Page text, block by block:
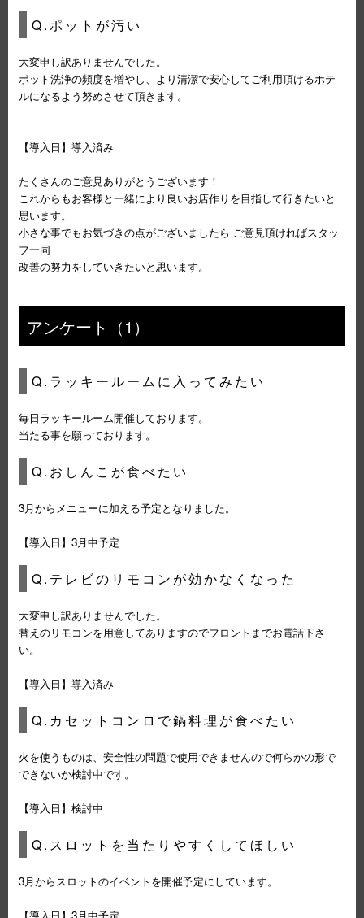
Q.ポットが汚い
大変申し訳ありませんでした。
ポット洗浄の頻度を増やし、より清潔で安心してご利用頂けるホテ
ルになるよう努めさせて頂きます。
【導入日】導入済み
たくさんのご意見ありがとうございます！
これからもお客様と一緒により良いお店作りを目指して行きたいと
思います。
小さな事でもお気づきの点がございましたら ご意見頂ければスタッ
フ一同
改善の努力をしていきたいと思います。
アンケート（1）
Q.ラッキールームに入ってみたい
毎日ラッキールーム開催しております。
当たる事を願っております。
Q.おしんこが食べたい
3月からメニューに加える予定となりました。
【導入日】3月中予定
Q.テレビのリモコンが効かなくなった
大変申し訳ありませんでした。
替えのリモコンを用意してありますのでフロントまでお電話下さ
い。
【導入日】導入済み
Q.カセットコンロで鍋料理が食べたい
火を使うものは、安全性の問題で使用できませんので何らかの形で
できないか検討中です。
【導入日】検討中
Q.スロットを当たりやすくしてほしい
3月からスロットのイベントを開催予定にしています。